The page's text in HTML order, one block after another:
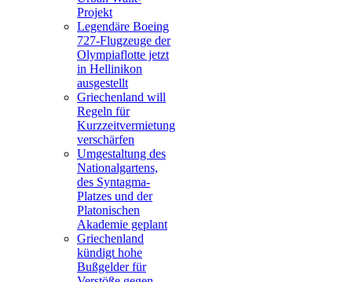
Projekt
Legendäre Boeing
727-Flugzeuge der
Olympiaflotte jetzt
in Hellinikon
ausgestellt
Griechenland will
Regeln für
Kurzzeitvermietung
verschärfen
Umgestaltung des
Nationalgartens,
des Syntagma-
Platzes und der
Platonischen
Akademie geplant
Griechenland
kündigt hohe
Bußgelder für